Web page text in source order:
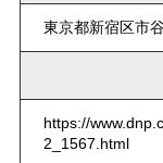
東京都新宿区市
https://
2_1567.html